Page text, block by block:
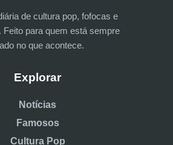
de cultura pop, fofocas e
Feito para quem está sempre
no que acontece.
Explorar
Notícias
Famosos
Cultura Pop